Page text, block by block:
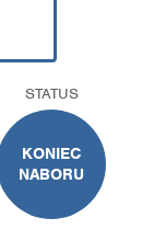
STATUS
KONIEC
NABORU